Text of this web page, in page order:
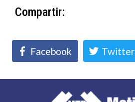
Compartir:
Facebook Twitter